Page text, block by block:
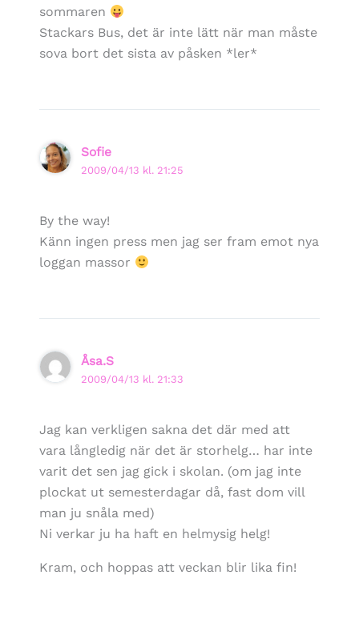
sommaren
Stackars Bus, det är inte lätt när man måste
sova bort det sista av påsken *ler*
Sofie
2009/04/13 kl. 21:25
By the way!
Känn ingen press men jag ser fram emot nya
loggan massor
Åsa.S
2009/04/13 kl. 21:33
Jag kan verkligen sakna det där med att
vara långledig när det är storhelg… har inte
varit det sen jag gick i skolan. (om jag inte
plockat ut semesterdagar då, fast dom vill
man ju snåla med)
Ni verkar ju ha haft en helmysig helg!
Kram, och hoppas att veckan blir lika fin!